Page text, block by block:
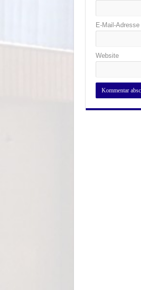
E-Mail-Adresse
Website